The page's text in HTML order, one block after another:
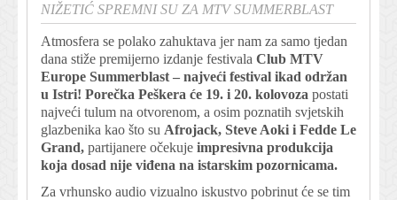
NIŽETIĆ SPREMNI SU ZA MTV SUMMERBLAST
Atmosfera se polako zahuktava jer nam za samo tjedan
dana stiže premijerno izdanje festivala Club MTV
Europe Summerblast – najveći festival ikad održan
u Istri! Porečka Peškera će 19. i 20. kolovoza postati
najveći tulum na otvorenom, a osim poznatih svjetskih
glazbenika kao što su Afrojack, Steve Aoki i Fedde Le
Grand, partijanere očekuje impresivna produkcija
koja dosad nije viđena na istarskim pozornicama.
Za vrhunsko audio vizualno iskustvo pobrinut će se tim